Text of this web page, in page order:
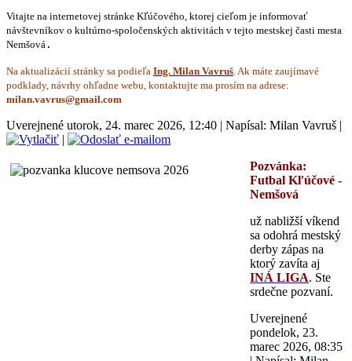
Vitajte na internetovej stránke Kľúčového, ktorej cieľom je informovať
návštevníkov o kultúrno-spoločenských aktivitách v tejto mestskej časti mesta
Nemšová .
Na aktualizácií stránky sa podieľa Ing. Milan Vavruš . Ak máte zaujímavé
podklady, návrhy ohľadne webu, kontaktujte ma prosím na adrese:
Uverejnené utorok, 24. marec 2026, 12:40 | Napísal: Milan Vavruš |
|
Pozvánka:
Futbal Kľúčové -
Nemšová
už nabližší víkend
sa odohrá mestský
derby zápas na
ktorý zavíta aj
INÁ LIGA. Ste
srdečne pozvaní.
Uverejnené
pondelok, 23.
marec 2026, 08:35